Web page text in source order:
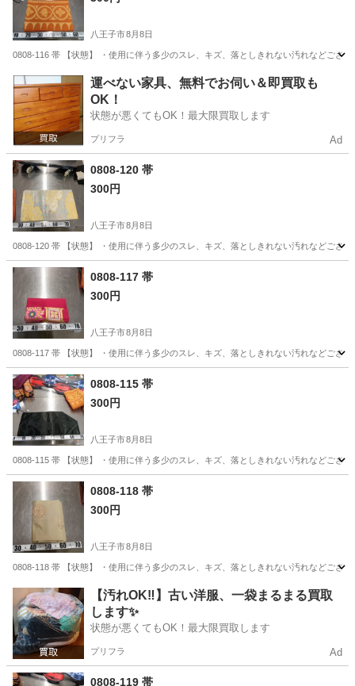
八王子市8月8日
0808-116 帯 【状態】 ・使用に伴う多少のスレ、キズ、落としきれない汚れなどご
東京 八王子市 着物 現地
運べない家具、無料でお伺い＆即買取も
OK！
状態が悪くてもOK！最大限買取します
プリフラ Ad
0808-120 帯
300円
八王子市8月8日
0808-120 帯 【状態】 ・使用に伴う多少のスレ、キズ、落としきれない汚れなどご
東京 八王子市 現地
0808-117 帯
300円
八王子市8月8日
0808-117 帯 【状態】 ・使用に伴う多少のスレ、キズ、落としきれない汚れなどご
東京 八王子市 現地
0808-115 帯
300円
八王子市8月8日
0808-115 帯 【状態】 ・使用に伴う多少のスレ、キズ、落としきれない汚れなどご
東京 八王子市 現地
0808-118 帯
300円
八王子市8月8日
0808-118 帯 【状態】 ・使用に伴う多少のスレ、キズ、落としきれない汚れなどご
東京 八王子市 着物 現地
【汚れOK‼️】古い洋服、一袋まるまる買取
します✨
状態が悪くてもOK！最大限買取します
プリフラ Ad
0808-119 帯